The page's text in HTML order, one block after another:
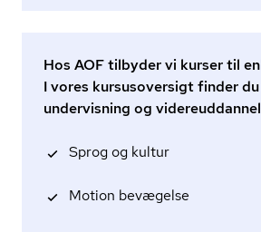
Hos AOF tilbyder vi kurser til
I vores kursusoversigt finder
undervisning og
Sprog og kultur
Motion bevægelse